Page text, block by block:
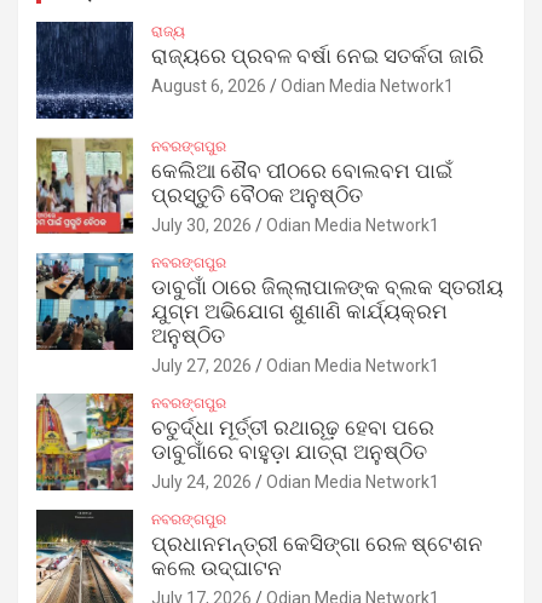
ରାଜ୍ୟ
ରାଜ୍ୟରେ ପ୍ରବଳ ବର୍ଷା ନେଇ ସତର୍କତା ଜାରି
August 6, 2026 Odian Media Network1
ନବରଙ୍ଗପୁର
କେଲିଆ ଶୈବ ପୀଠରେ ବୋଲବମ ପାଇଁ
ପ୍ରସ୍ତୁତି ବୈଠକ ଅନୁଷ୍ଠିତ
July 30, 2026 Odian Media Network1
ନବରଙ୍ଗପୁର
ଡାବୁଗାଁ ଠାରେ ଜିଲ୍ଲାପାଳଙ୍କ ବ୍ଲକ ସ୍ତରୀୟ
ଯୁଗ୍ମ ଅଭିଯୋଗ ଶୁଣାଣି କାର୍ଯ୍ୟକ୍ରମ
ଅନୁଷ୍ଠିତ
July 27, 2026 Odian Media Network1
ନବରଙ୍ଗପୁର
ଚତୁର୍ଦ୍ଧା ମୂର୍ତ୍ତୀ ରଥାରୂଢ଼ ହେବା ପରେ
ଡାବୁଗାଁରେ ବାହୁଡ଼ା ଯାତ୍ରା ଅନୁଷ୍ଠିତ
July 24, 2026 Odian Media Network1
ନବରଙ୍ଗପୁର
ପ୍ରଧାନମନ୍ତ୍ରୀ କେସିଙ୍ଗା ରେଳ ଷ୍ଟେଶନ
କଲେ ଉଦ୍‌ଘାଟନ
July 17, 2026 Odian Media Network1